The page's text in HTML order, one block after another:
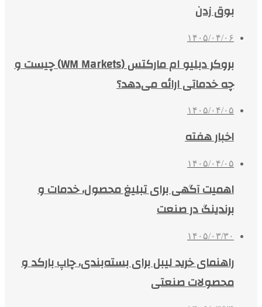
بوق زدن
۱۴۰۵/۰۴/۰۶
بروکر دبلیو ام مارکتس (WM Markets) چیست و
چه خدماتی ارائه می‌دهد؟
۱۴۰۵/۰۴/۰۵
اخبار هفته
۱۴۰۵/۰۴/۰۵
اهمیت آگهی برای تبلیغ محصول، خدمات و
برندینگ در صنعت
۱۴۰۵/۰۳/۳۰
راهنمای خرید لیبل برای بسته‌بندی، چاپ بارکد و
محصولات صنعتی